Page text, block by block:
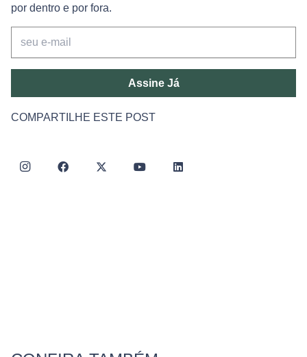
por dentro e por fora.
Assine Já
COMPARTILHE ESTE POST